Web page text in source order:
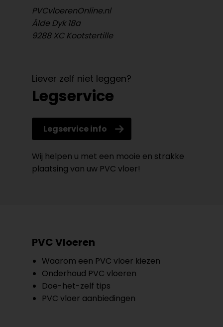
PVCvloerenOnline.nl
Âlde Dyk 18a
9288 XC Kootstertille
Liever zelf niet leggen?
Legservice
Legservice info
Wij helpen u met een mooie en strakke
plaatsing van uw PVC vloer!
PVC Vloeren
Waarom een PVC vloer kiezen
Onderhoud PVC vloeren
Doe-het-zelf tips
PVC vloer aanbiedingen